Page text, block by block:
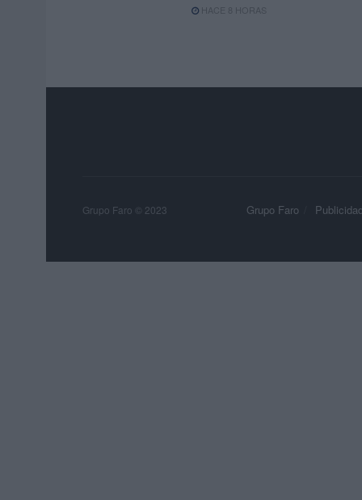
HACE 8 HORAS
Grupo Faro Publicidad
Grupo Faro © 2023